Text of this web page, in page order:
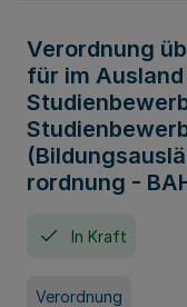
Verordnung
für im
rordnung -
In Kraft
Verordnung